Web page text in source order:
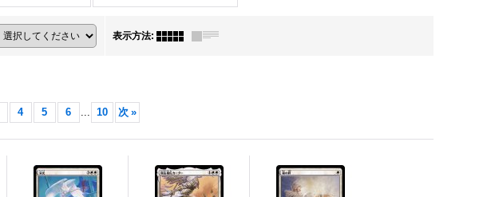
表示方法:
4 5 6 ... 10 次 »